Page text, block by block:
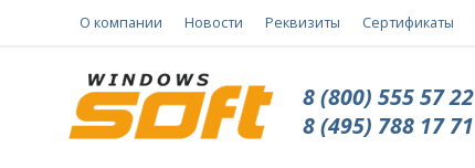
О компании Новости Реквизиты Сертификаты
8 (800) 555 57 22
8 (495) 788 17 71